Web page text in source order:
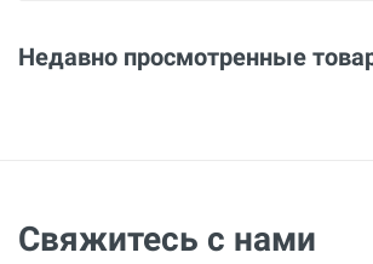
Недавно просмотренные
Свяжитесь с нами